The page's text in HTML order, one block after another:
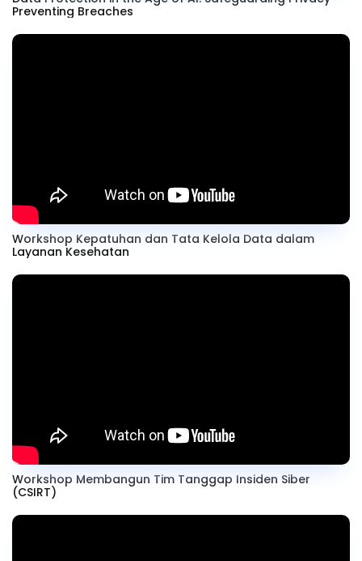
Preventing Breaches
Workshop Kepatuhan dan Tata Kelola Data dalam
Layanan Kesehatan
Workshop Membangun Tim Tanggap Insiden Siber
(CSIRT)